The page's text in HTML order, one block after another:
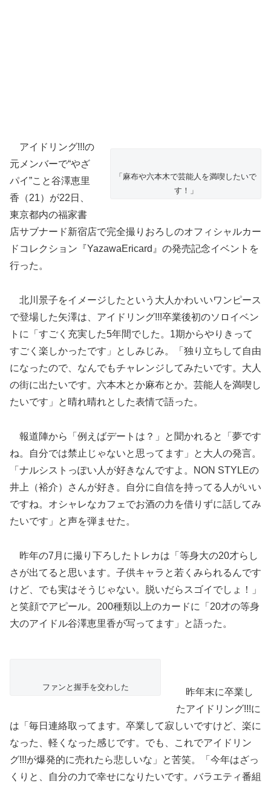
「麻布や六本木で芸能人を満喫したいで
す！」
アイドリング!!!の
元メンバーで“やざ
パイ”こと谷澤恵里
香（21）が22日、
東京都内の福家書
店サブナード新宿店で完全撮りおろしのオフィシャルカー
ドコレクション『YazawaEricard』の発売記念イベントを
行った。
北川景子をイメージしたという大人かわいいワンピース
で登場した矢澤は、アイドリング!!!卒業後初のソロイベン
トに「すごく充実した5年間でした 。1期からやりきって
すごく楽しかったです」としみじみ。「独り立ちして自由
になったので、なんでもチャレンジしてみたいです。大人
の街に出たいです。六本木とか麻布とか。芸能人を満喫し
たいです」と晴れ晴れとした表情で語った。
報道陣から「例えばデートは？」と聞かれると「夢です
ね。自分では禁止じゃないと思ってます」と大人の発言。
「ナルシストっぽい人が好きなんですよ。NON STYLEの
井上（裕介）さんが好き。自分に自信を持ってる人がいい
ですね。オシャレなカフェでお酒の力を借りずに話してみ
たいです」と声を弾ませた。
昨年の7月に撮り下ろしたトレカは「等身大の20才らし
さが出てると思います。子供キャラと若くみられるんです
けど、でも実はそうじゃない。脱いだらスゴイでしょ！」
と笑顔でアピール。200種類以上のカードに「20才の等身
大のアイドル谷澤恵里香が写ってます」と語った。
ファンと握手を交わした
昨年末に卒業し
たアイドリング!!!に
は「毎日連絡取ってます。卒業して寂しいですけど、楽に
なった、軽くなった感じです。でも、これでアイドリン
グ!!!が爆発的に売れたら悲しいな」と苦笑。「今年はざっ
くりと、自分の力で幸せになりたいです。バラエティ番組